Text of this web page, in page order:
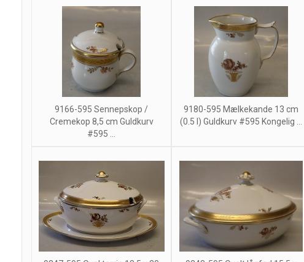
9166-595 Sennepskop /
Cremekop 8,5 cm Guldkurv
#595 ...
9180-595 Mælkekande 13 cm
(0.5 l) Guldkurv #595 Kongelig ...